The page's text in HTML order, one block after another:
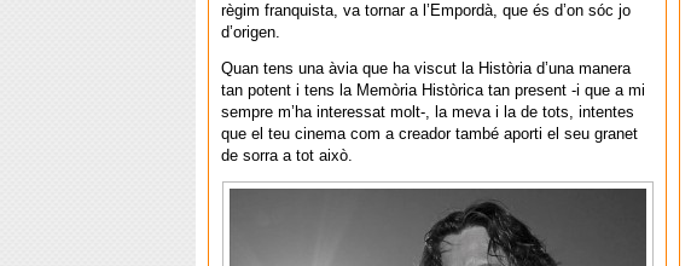
règim franquista, va tornar a l’Empordà, que és d’on sóc jo
d’origen.
Quan tens una àvia que ha viscut la Història d’una manera
tan potent i tens la Memòria Històrica tan present -i que a mi
sempre m’ha interessat molt-, la meva i la de tots, intentes
que el teu cinema com a creador també aporti el seu granet
de sorra a tot això.